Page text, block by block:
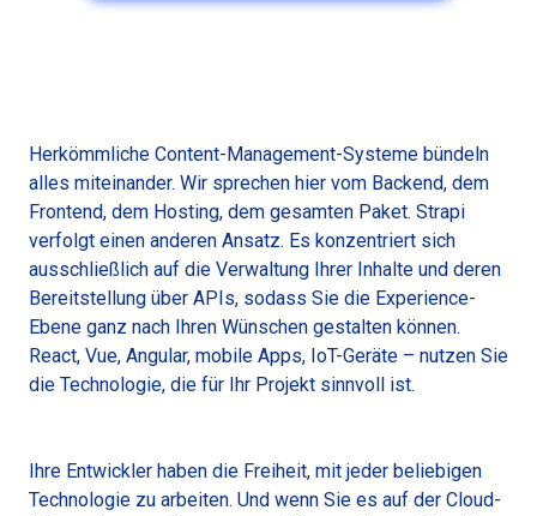
Herkömmliche Content-Management-Systeme bündeln
alles miteinander. Wir sprechen hier vom Backend, dem
Frontend, dem Hosting, dem gesamten Paket. Strapi
verfolgt einen anderen Ansatz. Es konzentriert sich
ausschließlich auf die Verwaltung Ihrer Inhalte und deren
Bereitstellung über APIs, sodass Sie die Experience-
Ebene ganz nach Ihren Wünschen gestalten können.
React, Vue, Angular, mobile Apps, IoT-Geräte – nutzen Sie
die Technologie, die für Ihr Projekt sinnvoll ist.
Ihre Entwickler haben die Freiheit, mit jeder beliebigen
Technologie zu arbeiten. Und wenn Sie es auf der Cloud-